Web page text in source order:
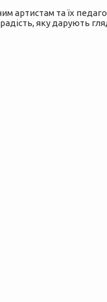
артистам та їх
яку дарують